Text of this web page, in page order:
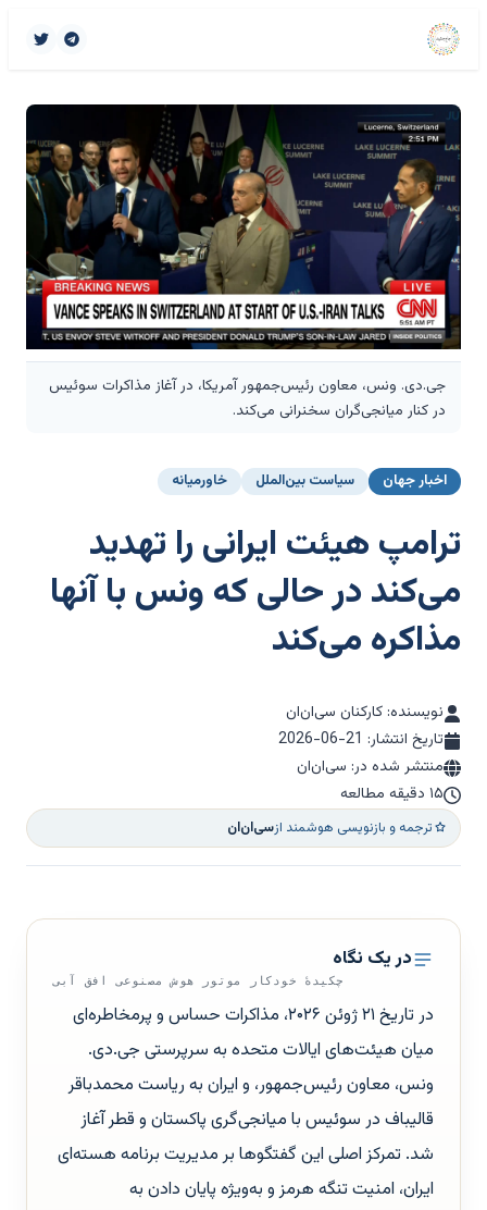
جی.دی. ونس، معاون رئیس‌جمهور آمریکا، در آغاز مذاکرات سوئیس
در کنار میانجی‌گران سخنرانی می‌کند.
اخبار جهان سیاست بین‌الملل خاورمیانه
ترامپ هیئت ایرانی را تهدید
می‌کند در حالی که ونس با آنها
مذاکره می‌کند
نویسنده: کارکنان سی‌ان‌ان
تاریخ انتشار: 2026-06-21
منتشر شده در: سی‌ان‌ان
۱۵ دقیقه مطالعه
ترجمه و بازنویسی هوشمند ازسی‌ان‌ان
در یک نگاه
چکیدهٔ خودکار موتور هوش مصنوعی افق آبی
در تاریخ ۲۱ ژوئن ۲۰۲۶، مذاکرات حساس و پرمخاطره‌ای
میان هیئت‌های ایالات متحده به سرپرستی جی.دی.
ونس، معاون رئیس‌جمهور، و ایران به ریاست محمدباقر
قالیباف در سوئیس با میانجی‌گری پاکستان و قطر آغاز
شد. تمرکز اصلی این گفتگوها بر مدیریت برنامه هسته‌ای
ایران، امنیت تنگه هرمز و به‌ویژه پایان دادن به